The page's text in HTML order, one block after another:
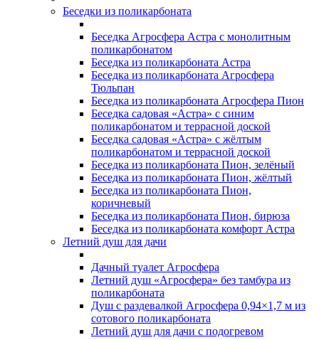
Беседки из поликарбоната
Беседка Агросфера Астра с монолитным
поликарбонатом
Беседка из поликарбоната Астра
Беседка из поликарбоната Агросфера
Тюльпан
Беседка из поликарбоната Агросфера Пион
Беседка садовая «Астра» с синим
поликарбонатом и террасной доской
Беседка садовая «Астра» с жёлтым
поликарбонатом и террасной доской
Беседка из поликарбоната Пион, зелёный
Беседка из поликарбоната Пион, жёлтый
Беседка из поликарбоната Пион,
коричневый
Беседка из поликарбоната Пион, бирюза
Беседка из поликарбоната комфорт Астра
Летний душ для дачи
Дачный туалет Агросфера
Летний душ «Агросфера» без тамбура из
поликарбоната
Душ с раздевалкой Агросфера 0,94×1,7 м из
сотового поликарбоната
Летний душ для дачи с подогревом